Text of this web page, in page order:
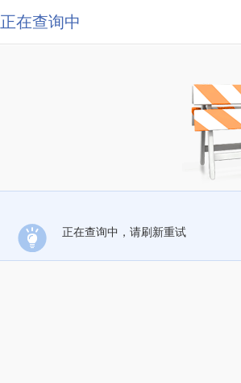
正在查询中
正在查询中，请刷新重试